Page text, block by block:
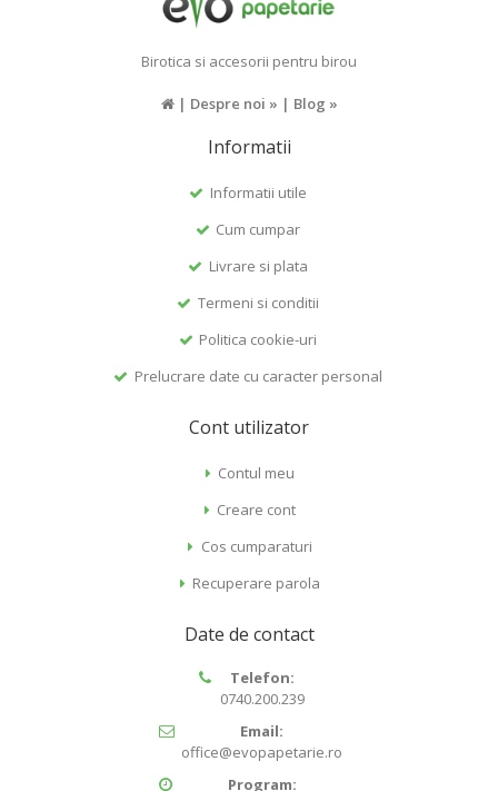
Birotica si accesorii pentru birou
| Despre noi » | Blog »
Informatii
Informatii utile
Cum cumpar
Livrare si plata
Termeni si conditii
Politica cookie-uri
Prelucrare date cu caracter personal
Cont utilizator
Contul meu
Creare cont
Cos cumparaturi
Recuperare parola
Date de contact
Telefon:
0740.200.239
Email:
office@evopapetarie.ro
Program: